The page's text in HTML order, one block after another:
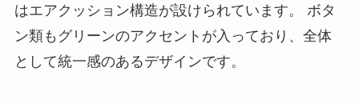
はエアクッション構造が設けられています。 ボタ
ン類もグリーンのアクセントが入っており、全体
として統一感のあるデザインです。